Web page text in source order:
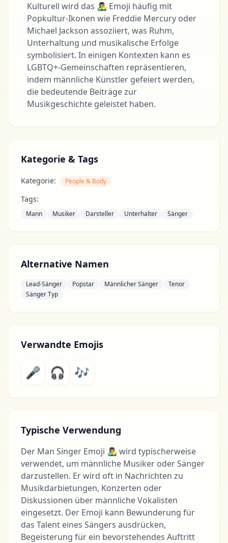
Kulturell wird das 👨‍🎤 Emoji häufig mit
Popkultur-Ikonen wie Freddie Mercury oder
Michael Jackson assoziiert, was Ruhm,
Unterhaltung und musikalische Erfolge
symbolisiert. In einigen Kontexten kann es
LGBTQ+-Gemeinschaften repräsentieren,
indem männliche Künstler gefeiert werden,
die bedeutende Beiträge zur
Musikgeschichte geleistet haben.
Kategorie & Tags
Kategorie: People & Body
Tags:
Mann Musiker Darsteller Unterhalter Sänger
Alternative Namen
Lead-Sänger Popstar Männlicher Sänger
Tenor
Sänger Typ
Verwandte Emojis
🎤 🎧 🎶
Typische Verwendung
Der Man Singer Emoji 👨‍🎤 wird typischerweise
verwendet, um männliche Musiker oder Sänger
darzustellen. Er wird oft in Nachrichten zu
Musikdarbietungen, Konzerten oder
Diskussionen über männliche Vokalisten
eingesetzt. Der Emoji kann Bewunderung für
das Talent eines Sängers ausdrücken,
Begeisterung für ein bevorstehendes Auftritt